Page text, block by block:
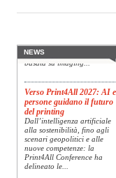
NEWS
Konica Minolta, realtà di
una soluzione completa
basata su imaging...
Verso Print4All 2027: AI e
persone guidano il futuro
del printing
Dall’intelligenza artificiale
alla sostenibilità, fino agli
scenari geopolitici e alle
nuove competenze: la
Print4All Conference ha
delineato le...